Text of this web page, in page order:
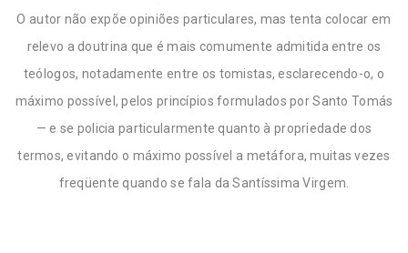
O autor não expõe opiniões particulares, mas tenta colocar em
relevo a doutrina que é mais comumente admitida entre os
teólogos, notadamente entre os tomistas, esclarecendo-o, o
máximo possível, pelos princípios formulados por Santo Tomás
— e se policia particularmente quanto à propriedade dos
termos, evitando o máximo possível a metáfora, muitas vezes
freqüente quando se fala da Santíssima Virgem.